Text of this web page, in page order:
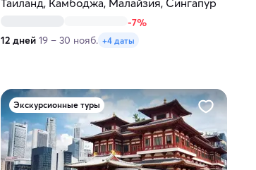
Таиланд, Камбоджа, Малайзия, Сингапур
-7%
12 дней 19 – 30 нояб. +4 даты
Экскурсионные туры